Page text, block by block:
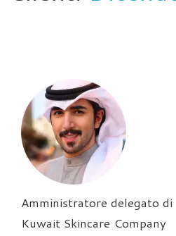
Amministratore delegato di
Kuwait Skincare Company